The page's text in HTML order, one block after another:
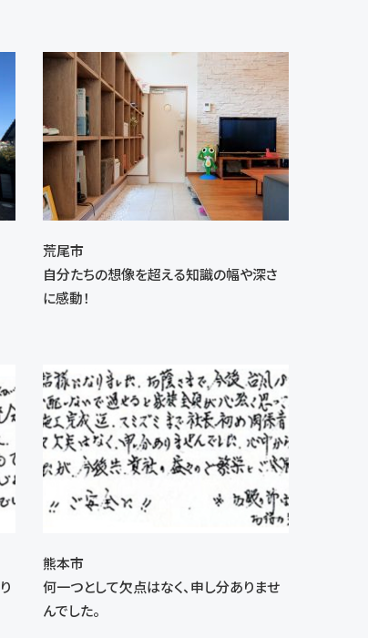
荒尾市
自分たちの想像を超える知識の幅や深さ
に感動！
熊本市
何一つとして欠点はなく、申し分ありませ
んでした。